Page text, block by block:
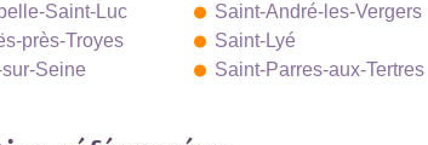
Saint-Luc
près-Troyes
Seine
Saint-André-les-Vergers
Saint-Lyé
Saint-Parres-aux-Tertres